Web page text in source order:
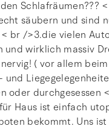
Schlafräumen???
säubern und sind
br />3.die vielen
und wirklich massiv
( vor allem
und
oder durchgesessen
Haus ist einfach
bekommt. Uns ist